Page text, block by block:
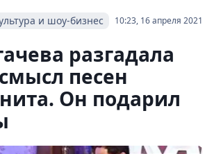
10:23, 16 апреля 2021
и шоу-бизнес
разгадала
песен
Он подарил